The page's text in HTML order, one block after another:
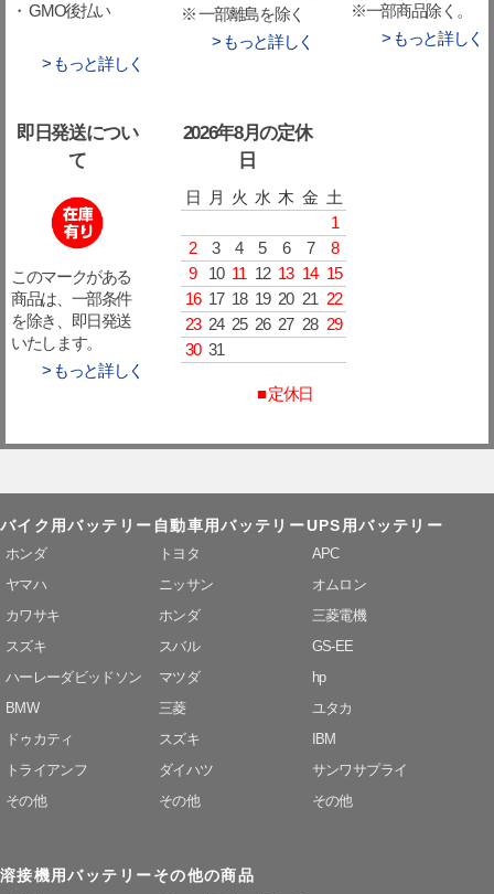
・ GMO後払い
> もっと詳しく
※ 一部離島を除く
> もっと詳しく
※一部商品除く。
> もっと詳しく
即日発送につい
て
このマークがある
商品は、一部条件
を除き、即日発送
いたします。
> もっと詳しく
2026年8月の定休
日
日 月 火 水 木 金 土
1
2
3 4 5 6 7
8
9
10 11 12 13 14 15
16 17 18 19 20 21 22
23 24 25 26 27 28 29
30 31
■ 定休日
バイク用バッテリー
ホンダ
ヤマハ
カワサキ
スズキ
ハーレーダビッドソン
BMW
ドゥカティ
トライアンフ
その他
自動車用バッテリー
トヨタ
ニッサン
ホンダ
スバル
マツダ
三菱
スズキ
ダイハツ
その他
UPS用バッテリー
APC
オムロン
三菱電機
GS-EE
hp
ユタカ
IBM
サンワサプライ
その他
溶接機用バッテリー その他の商品